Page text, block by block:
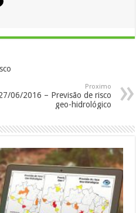
Proximo
06/2016 – Previsão de risco
geo-hidrológico